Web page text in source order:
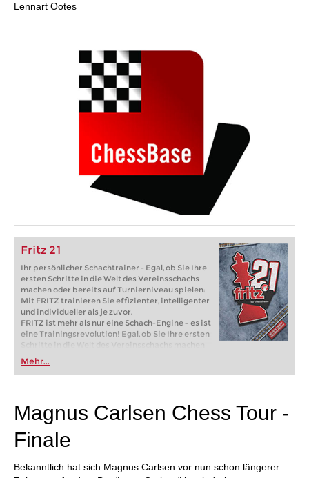
Lennart Ootes
Fritz 21
Ihr persönlicher Schachtrainer - Egal, ob Sie Ihre
ersten Schritte in die Welt des Vereinsschachs
machen oder bereits auf Turnierniveau spielen:
Mit FRITZ trainieren Sie effizienter, intelligenter
und individueller als je zuvor.
FRITZ ist mehr als nur eine Schach-Engine – es ist
eine Trainingsrevolution! Egal, ob Sie Ihre ersten
Schritte in die Welt des Vereinsschachs machen
oder bereits auf Turnierniveau spielen: Mit
FRITZ trainieren Sie effizienter, intelligenter und
individueller als je zuvor.
Mehr...
Magnus Carlsen Chess Tour -
Finale
Bekanntlich hat sich Magnus Carlsen vor nun schon längerer